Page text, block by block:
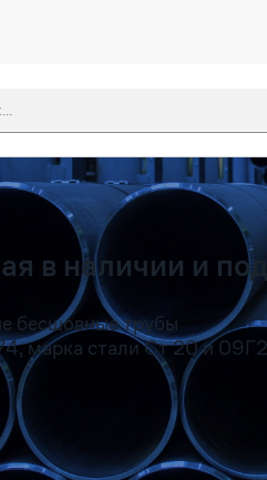
Введите 3 символа, чтобы
в наличии и
бесшовные трубы
марка стали Ст 20 и